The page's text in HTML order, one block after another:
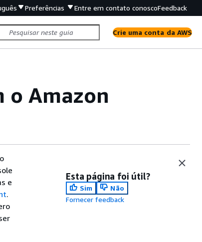
Preferências Entre em contato conoscoFeedback
Crie uma conta da AWS
o Amazon
e
.
Esta página foi útil?
Sim
Não
Fornecer feedback